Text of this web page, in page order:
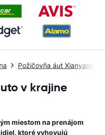
Požičovňa áut Xianyang
v krajine
miestom na prenájom
ktoré vyhovujú